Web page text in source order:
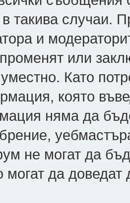
в такива случаи.
и
или
Като
която
няма да
не могат да
могат да